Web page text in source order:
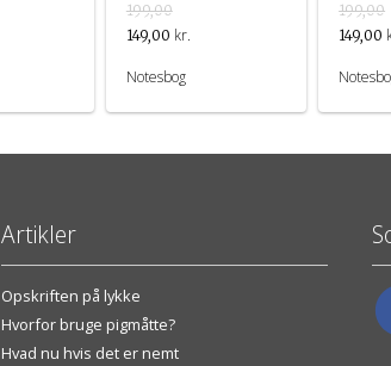
199,00
149,00 kr.
Notesbog
199,00
149,00
Artikler
Opskriften på lykke
Hvorfor bruge pigmåtte?
Hvad nu hvis det er nemt